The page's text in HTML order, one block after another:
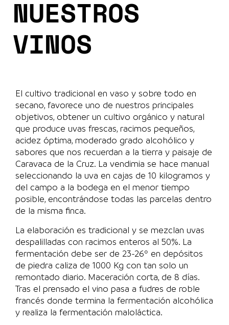
NUESTROS
VINOS
El cultivo tradicional en vaso y sobre todo en
secano, favorece uno de nuestros principales
objetivos, obtener un cultivo orgánico y natural
que produce uvas frescas, racimos pequeños,
acidez óptima, moderado grado alcohólico y
sabores que nos recuerdan a la tierra y paisaje de
Caravaca de la Cruz. La vendimia se hace manual
seleccionando la uva en cajas de 10 kilogramos y
del campo a la bodega en el menor tiempo
posible, encontrándose todas las parcelas dentro
de la misma finca.
La elaboración es tradicional y se mezclan uvas
despalilladas con racimos enteros al 50%. La
fermentación debe ser de 23-26º en depósitos
de piedra caliza de 1000 Kg con tan solo un
remontado diario. Maceración corta, de 8 días.
Tras el prensado el vino pasa a fudres de roble
francés donde termina la fermentación alcohólica
y realiza la fermentación maloláctica.